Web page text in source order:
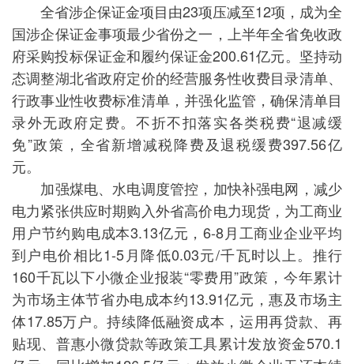
全省涉企保证金项目由23项压减至12项，成为全
国涉企保证金事项最少省份之一，上半年全省免收政
府采购投标保证金和履约保证金200.61亿元。坚持动
态调整湖北省政府定价的经营服务性收费目录清单、
行政事业性收费标准清单，并强化监管，确保清单目
录外无政府定费。不折不扣落实各类税费“退减缓
免”政策，全省新增减税降费及退税缓费397.56亿
元。
加强煤电、水电调度管控，加快补强电网，减少
电力紧张供应时期购入外省高价电力现货，为工商业
用户节约购电成本3.13亿元，6-8月工商业企业平均
到户电价相比1-5月降低0.03元/千瓦时以上。推行
160千瓦以下小微企业报装“零费用”政策，今年累计
为市场主体节省办电成本约13.91亿元，惠及市场主
体17.85万户。持续降低融资成本，运用再贷款、再
贴现、普惠小微贷款等政策工具累计发放资金570.1